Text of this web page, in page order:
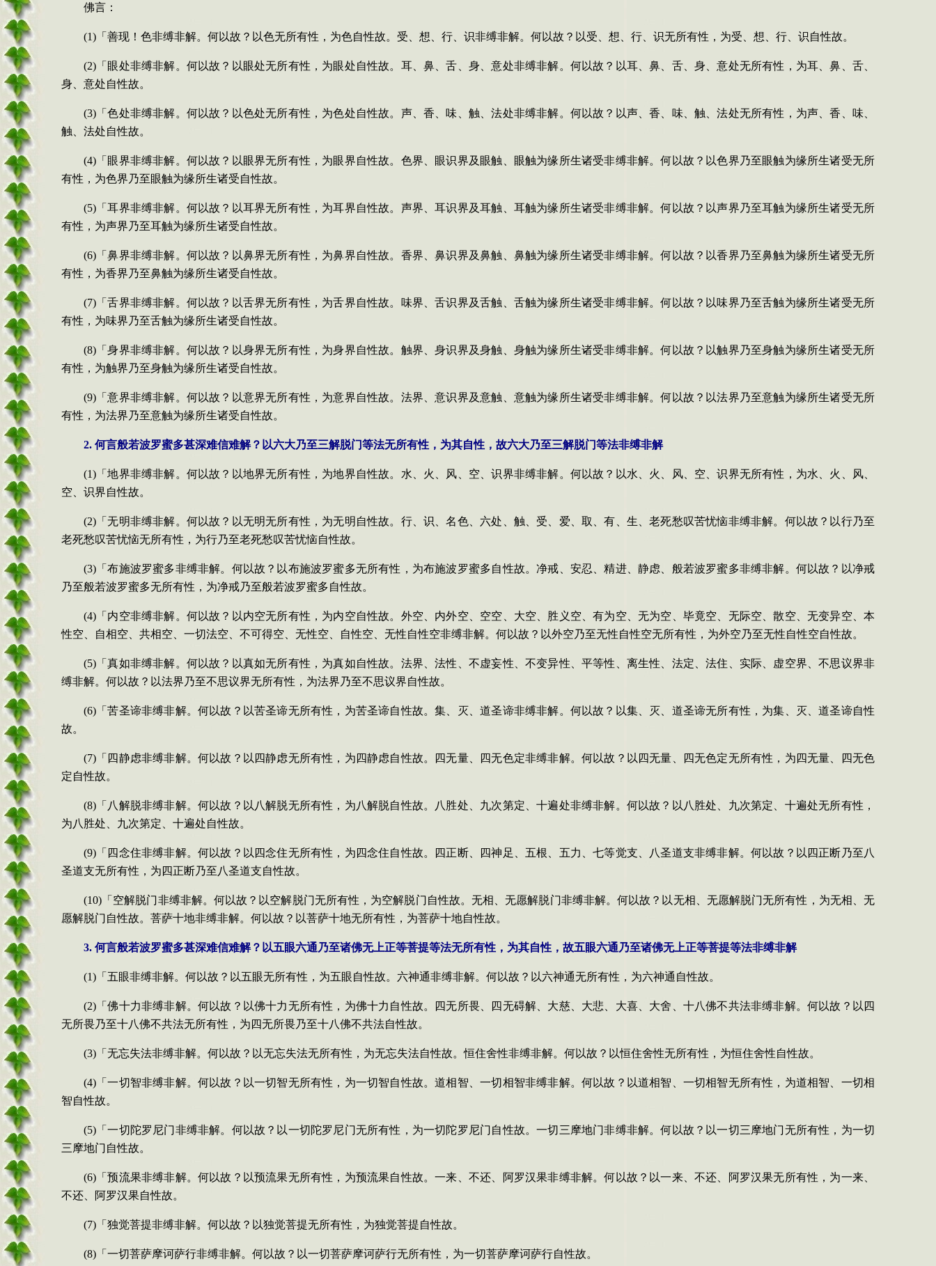
佛言：
(1) 「善现！色非缚非解。何以故？以色无所有性，为色自性故。受、想、行、识非缚非解。何以故？以受、想、行、识无所有性，为受、想、行、识自性故。
(2) 「眼处非缚非解。何以故？以眼处无所有性，为眼处自性故。耳、鼻、舌、身、意处非缚非解。何以故？以耳、鼻、舌、身、意处无所有性，为耳、鼻、舌、
身、意处自性故。
(3) 「色处非缚非解。何以故？以色处无所有性，为色处自性故。声、香、味、触、法处非缚非解。何以故？以声、香、味、触、法处无所有性，为声、香、味、
触、法处自性故。
(4) 「眼界非缚非解。何以故？以眼界无所有性，为眼界自性故。色界、眼识界及眼触、眼触为缘所生诸受非缚非解。何以故？以色界乃至眼触为缘所生诸受无所
有性，为色界乃至眼触为缘所生诸受自性故。
(5) 「耳界非缚非解。何以故？以耳界无所有性，为耳界自性故。声界、耳识界及耳触、耳触为缘所生诸受非缚非解。何以故？以声界乃至耳触为缘所生诸受无所
有性，为声界乃至耳触为缘所生诸受自性故。
(6) 「鼻界非缚非解。何以故？以鼻界无所有性，为鼻界自性故。香界、鼻识界及鼻触、鼻触为缘所生诸受非缚非解。何以故？以香界乃至鼻触为缘所生诸受无所
有性，为香界乃至鼻触为缘所生诸受自性故。
(7) 「舌界非缚非解。何以故？以舌界无所有性，为舌界自性故。味界、舌识界及舌触、舌触为缘所生诸受非缚非解。何以故？以味界乃至舌触为缘所生诸受无所
有性，为味界乃至舌触为缘所生诸受自性故。
(8) 「身界非缚非解。何以故？以身界无所有性，为身界自性故。触界、身识界及身触、身触为缘所生诸受非缚非解。何以故？以触界乃至身触为缘所生诸受无所
有性，为触界乃至身触为缘所生诸受自性故。
(9) 「意界非缚非解。何以故？以意界无所有性，为意界自性故。法界、意识界及意触、意触为缘所生诸受非缚非解。何以故？以法界乃至意触为缘所生诸受无所
有性，为法界乃至意触为缘所生诸受自性故。
2. 何言般若波罗蜜多甚深难信难解？以六大乃至三解脱门等法无所有性，为其自性，故六大乃至三解脱门等法非缚非解
(1) 「地界非缚非解。何以故？以地界无所有性，为地界自性故。水、火、风、空、识界非缚非解。何以故？以水、火、风、空、识界无所有性，为水、火、风、
空、识界自性故。
(2) 「无明非缚非解。何以故？以无明无所有性，为无明自性故。行、识、名色、六处、触、受、爱、取、有、生、老死愁叹苦忧恼非缚非解。何以故？以行乃至
老死愁叹苦忧恼无所有性，为行乃至老死愁叹苦忧恼自性故。
(3) 「布施波罗蜜多非缚非解。何以故？以布施波罗蜜多无所有性，为布施波罗蜜多自性故。净戒、安忍、精进、静虑、般若波罗蜜多非缚非解。何以故？以净戒
乃至般若波罗蜜多无所有性，为净戒乃至般若波罗蜜多自性故。
(4) 「内空非缚非解。何以故？以内空无所有性，为内空自性故。外空、内外空、空空、大空、胜义空、有为空、无为空、毕竟空、无际空、散空、无变异空、本
性空、自相空、共相空、一切法空、不可得空、无性空、自性空、无性自性空非缚非解。何以故？以外空乃至无性自性空无所有性，为外空乃至无性自性空自性故。
(5) 「真如非缚非解。何以故？以真如无所有性，为真如自性故。法界、法性、不虚妄性、不变异性、平等性、离生性、法定、法住、实际、虚空界、不思议界非
缚非解。何以故？以法界乃至不思议界无所有性，为法界乃至不思议界自性故。
(6) 「苦圣谛非缚非解。何以故？以苦圣谛无所有性，为苦圣谛自性故。集、灭、道圣谛非缚非解。何以故？以集、灭、道圣谛无所有性，为集、灭、道圣谛自性
故。
(7) 「四静虑非缚非解。何以故？以四静虑无所有性，为四静虑自性故。四无量、四无色定非缚非解。何以故？以四无量、四无色定无所有性，为四无量、四无色
定自性故。
(8) 「八解脱非缚非解。何以故？以八解脱无所有性，为八解脱自性故。八胜处、九次第定、十遍处非缚非解。何以故？以八胜处、九次第定、十遍处无所有性，
为八胜处、九次第定、十遍处自性故。
(9) 「四念住非缚非解。何以故？以四念住无所有性，为四念住自性故。四正断、四神足、五根、五力、七等觉支、八圣道支非缚非解。何以故？以四正断乃至八
圣道支无所有性，为四正断乃至八圣道支自性故。
(10) 「空解脱门非缚非解。何以故？以空解脱门无所有性，为空解脱门自性故。无相、无愿解脱门非缚非解。何以故？以无相、无愿解脱门无所有性，为无相、无
愿解脱门自性故。菩萨十地非缚非解。何以故？以菩萨十地无所有性，为菩萨十地自性故。
3. 何言般若波罗蜜多甚深难信难解？以五眼六通乃至诸佛无上正等菩提等法无所有性，为其自性，故五眼六通乃至诸佛无上正等菩提等法非缚非解
(1) 「五眼非缚非解。何以故？以五眼无所有性，为五眼自性故。六神通非缚非解。何以故？以六神通无所有性，为六神通自性故。
(2) 「佛十力非缚非解。何以故？以佛十力无所有性，为佛十力自性故。四无所畏、四无碍解、大慈、大悲、大喜、大舍、十八佛不共法非缚非解。何以故？以四
无所畏乃至十八佛不共法无所有性，为四无所畏乃至十八佛不共法自性故。
(3) 「无忘失法非缚非解。何以故？以无忘失法无所有性，为无忘失法自性故。恒住舍性非缚非解。何以故？以恒住舍性无所有性，为恒住舍性自性故。
(4) 「一切智非缚非解。何以故？以一切智无所有性，为一切智自性故。道相智、一切相智非缚非解。何以故？以道相智、一切相智无所有性，为道相智、一切相
智自性故。
(5) 「一切陀罗尼门非缚非解。何以故？以一切陀罗尼门无所有性，为一切陀罗尼门自性故。一切三摩地门非缚非解。何以故？以一切三摩地门无所有性，为一切
三摩地门自性故。
(6) 「预流果非缚非解。何以故？以预流果无所有性，为预流果自性故。一来、不还、阿罗汉果非缚非解。何以故？以一来、不还、阿罗汉果无所有性，为一来、
不还、阿罗汉果自性故。
(7) 「独觉菩提非缚非解。何以故？以独觉菩提无所有性，为独觉菩提自性故。
(8) 「一切菩萨摩诃萨行非缚非解。何以故？以一切菩萨摩诃萨行无所有性，为一切菩萨摩诃萨行自性故。